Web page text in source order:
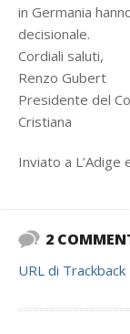
in Germania
decisionale.
Cordiali saluti,
Renzo Gubert
Presidente del
Cristiana
Inviato a L’Adige
2
URL di Trackback